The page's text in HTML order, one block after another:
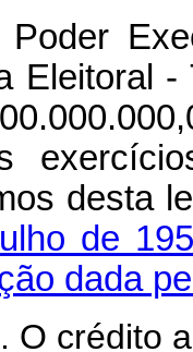
Eleitoral
desta
de
dada
O crédito